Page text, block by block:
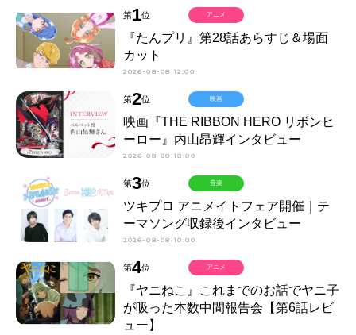
第1位
『たんプリ』第28話あらすじ＆場面
カット
2026-08-08 12:00
アニメ
第2位
映画『THE RIBBON HERO リボンヒ
ーロー』内山昂輝インタビュー
2026-08-08 18:00
映画
第3位
ツキプロ アニメイトフェア開催｜テ
ーマソング収録後インタビュー
2026-08-08 10:00
音楽
第4位
『ヤニねこ』これまでのお話でヤニ子
が吸った本数中間報告会【第6話レビ
ュー】
アニメ